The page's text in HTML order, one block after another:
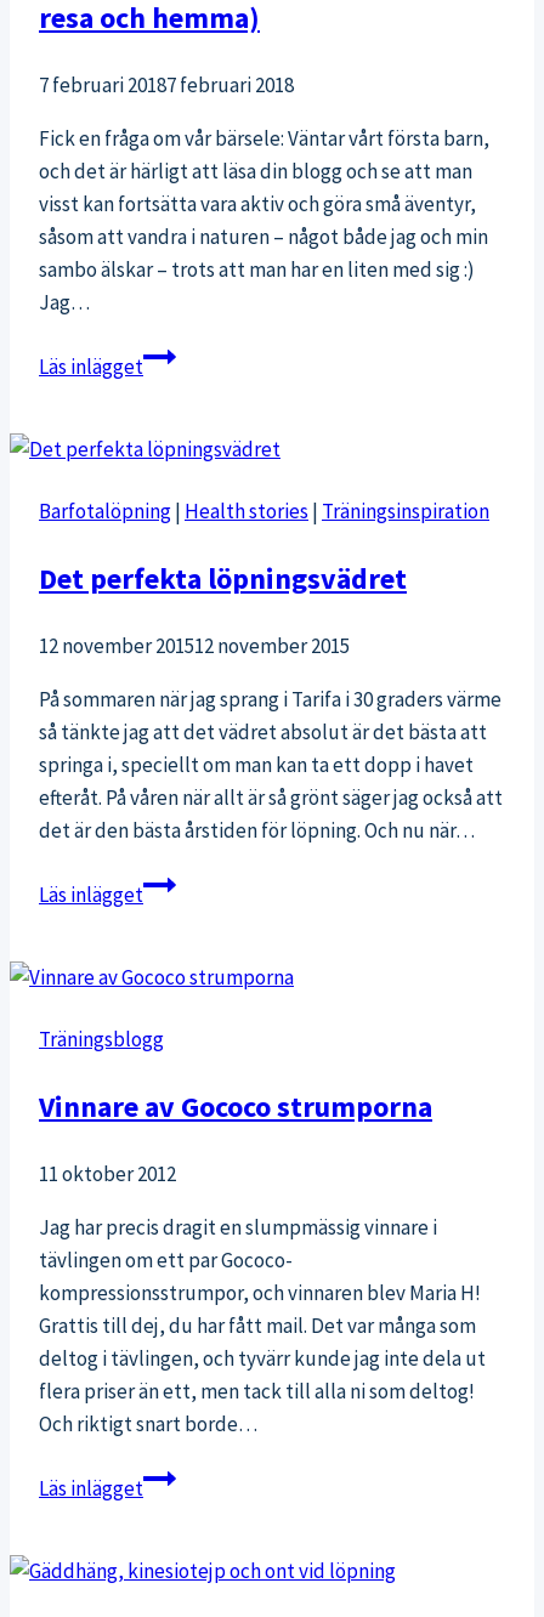
resa och hemma)
7 februari 20187 februari 2018
Fick en fråga om vår bärsele: Väntar vårt första barn,
och det är härligt att läsa din blogg och se att man
visst kan fortsätta vara aktiv och göra små äventyr,
såsom att vandra i naturen – något både jag och min
sambo älskar – trots att man har en liten med sig :)
Jag…
Läs inläggetVår
bästa
(på
och
Barfotalöpning| Health stories | Träningsinspiration
Det perfekta löpningsvädret
12 november 201512 november 2015
På sommaren när jag sprang i Tarifa i 30 graders värme
så tänkte jag att det vädret absolut är det bästa att
springa i, speciellt om man kan ta ett dopp i havet
efteråt. På våren när allt är så grönt säger jag också att
det är den bästa årstiden för löpning. Och nu när…
Läs inläggetDet
Träningsblogg
Vinnare av Gococo strumporna
11 oktober 2012
Jag har precis dragit en slumpmässig vinnare i
tävlingen om ett par Gococo-
kompressionsstrumpor, och vinnaren blev Maria H!
Grattis till dej, du har fått mail. Det var många som
deltog i tävlingen, och tyvärr kunde jag inte dela ut
flera priser än ett, men tack till alla ni som deltog!
Och riktigt snart borde…
Läs inläggetVinnare
strumporna